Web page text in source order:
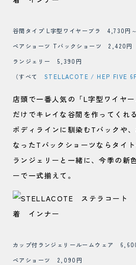
谷間タイプ L字型ワイヤーブラ 4,730円～
ペアショーツ Tバックショーツ 2,420円
ランジェリー 5,390円
（すべて STELLACOTE / HEP FIVE 6F
店頭で一番人気の「L字型ワイヤ
だけでキレイな谷間を作ってくれ
ボディラインに馴染むTバックや
なったTバックショーツならタイ
ランジェリーと一緒に、今季の新
ーで一式揃えて。
カップ付ランジェリールームウェア
ペアショーツ 2,090円